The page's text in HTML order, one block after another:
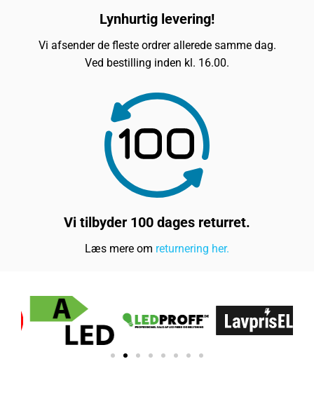
Lynhurtig levering!
Vi afsender de fleste ordrer allerede samme dag.
Ved bestilling inden kl. 16.00.
Vi tilbyder 100 dages returret.
Læs mere om returnering her.